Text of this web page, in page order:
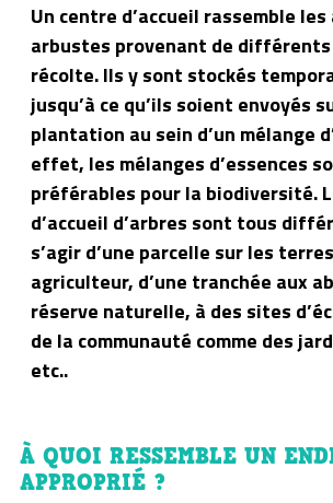
Un centre d’accueil rassemble
arbustes provenant de
récolte. Ils y sont stockés
jusqu’à ce qu’ils soient envoyés
plantation au sein d’un mélange
effet, les mélanges d’essences
préférables pour la biodiversité.
d’accueil d’arbres sont tous
s’agir d’une parcelle sur les
agriculteur, d’une tranchée aux
réserve naturelle, à des sites
de la communauté comme des
etc..
À QUOI RESSEMBLE UN
APPROPRIÉ ?